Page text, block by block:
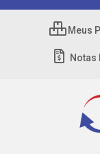
Meus
Notas